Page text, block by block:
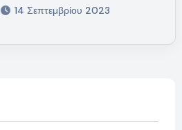
14 Σεπτεμβρίου 2023